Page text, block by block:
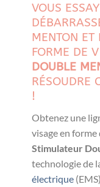
VOUS
MENTON ET
FORME DE
DOUBLE
RÉSOUDRE
!
Obtenez une
visage en forme
Stimulateur
technologie de
électrique